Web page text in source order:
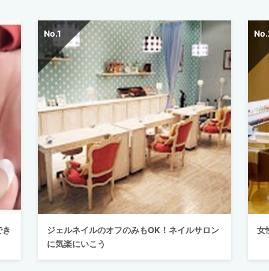
ジェルネイルのオフのみもOK！ネイルサロン
に気楽にいこう
女